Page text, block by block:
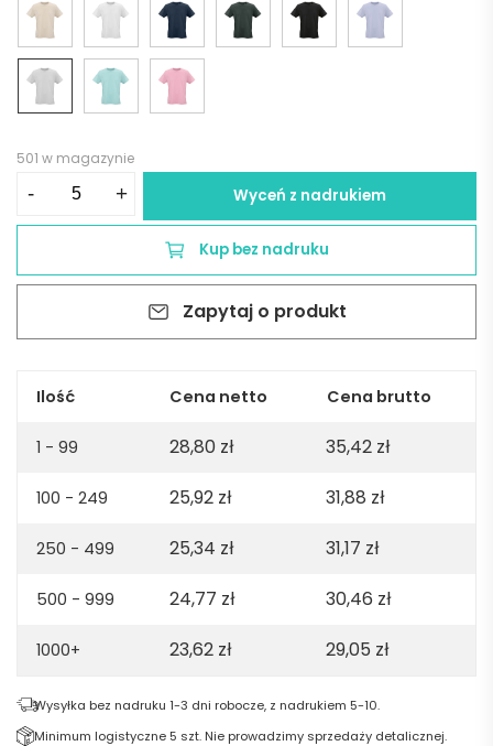
501 w magazynie
-
jersey
shirt.
organic
165gsm
Light
+ Wyceń z nadrukiem
Kup bez nadruku
Zapytaj o produkt
Ilość Cena netto Cena brutto
1 - 99 28,80 zł 35,42 zł
100 - 249 25,92 zł 31,88 zł
250 - 499 25,34 zł 31,17 zł
500 - 999 24,77 zł 30,46 zł
1000+ 23,62 zł 29,05 zł
Wysyłka bez nadruku 1-3 dni robocze, z nadrukiem 5-10.
Minimum logistyczne 5 szt. Nie prowadzimy sprzedaży detalicznej.